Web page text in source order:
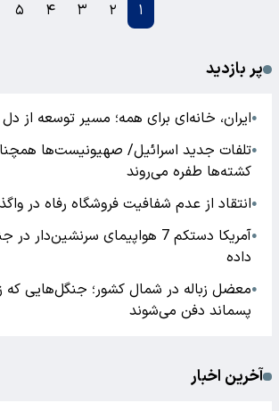
۱ ۲ ۳ ۴ ۵
پر بازدید
●ایران، خانه‌ای برای همه؛ مسیر توسعه از
●تلفات جدید اسرائیل/ صهیونیست‌ها
کشته‌ها طفره می‌روند
●انتقاد از عدم شفافیت فروشگاه رفاه در
●
آمریکا دستکم 7 هواپیمای
داده
●معضل زباله در شمال کشور؛ جنگل‌هایی که
پسماند دفن می‌شوند
آخرین اخبار